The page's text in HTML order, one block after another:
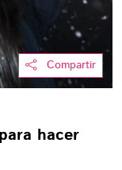
Compartir
hacer